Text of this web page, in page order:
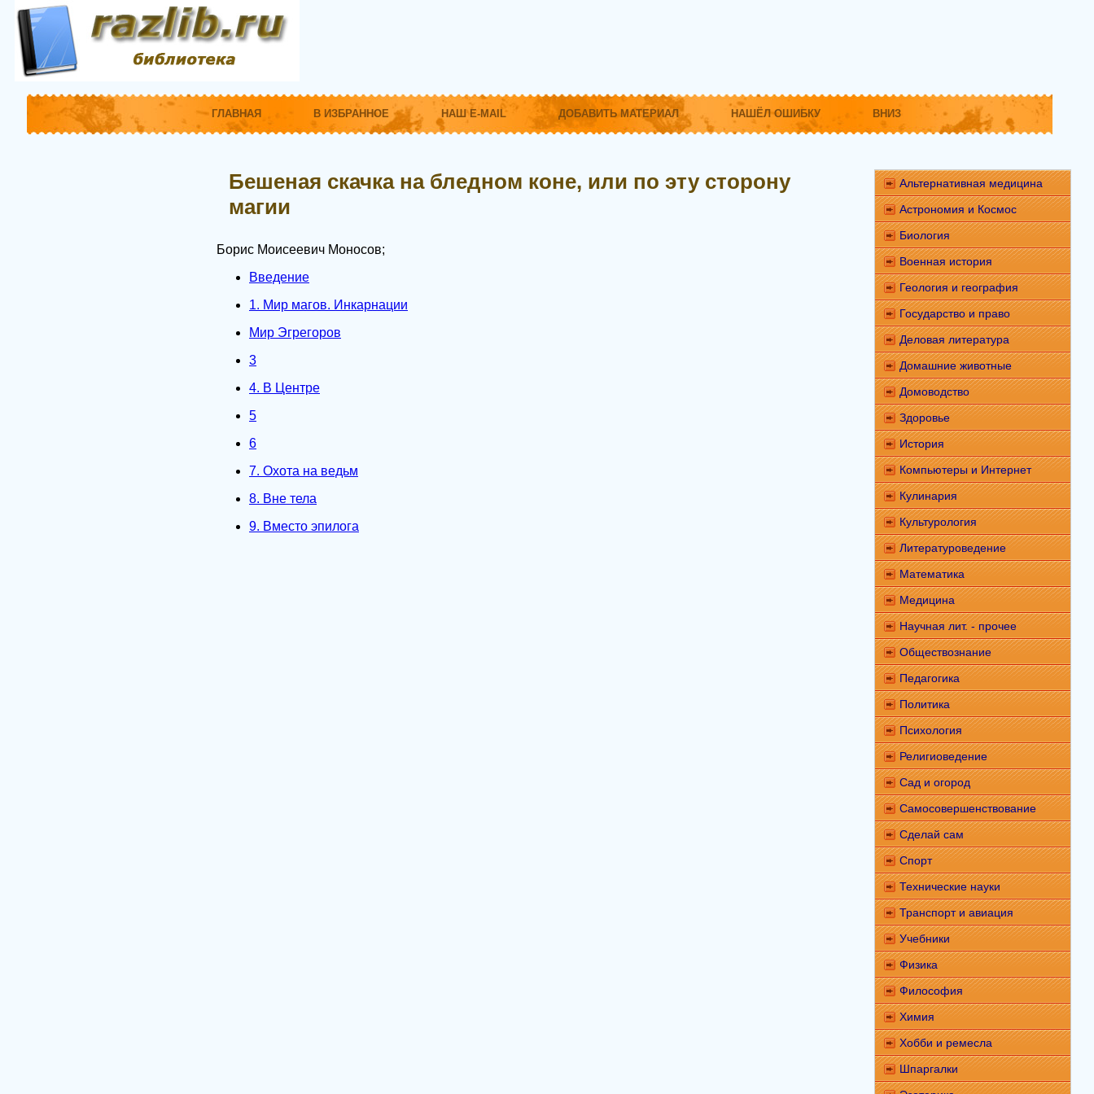
ГЛАВНАЯ В ИЗБРАННОЕ НАШ E-MAIL ДОБАВИТЬ МАТЕРИАЛ НАШЁЛ ОШИБКУ ВНИЗ
Бешеная скачка на бледном коне, или по эту сторону
магии
Борис Моисеевич Моносов;
Введение
1. Мир магов. Инкарнации
Мир Эгрегоров
3
4. В Центре
5
6
7. Охота на ведьм
8. Вне тела
9. Вместо эпилога
Альтернативная медицина
Астрономия и Космос
Биология
Военная история
Геология и география
Государство и право
Деловая литература
Домашние животные
Домоводство
Здоровье
История
Компьютеры и Интернет
Кулинария
Культурология
Литературоведение
Математика
Медицина
Научная лит. - прочее
Обществознание
Педагогика
Политика
Психология
Религиоведение
Сад и огород
Самосовершенствование
Сделай сам
Спорт
Технические науки
Транспорт и авиация
Учебники
Физика
Философия
Химия
Хобби и ремесла
Шпаргалки